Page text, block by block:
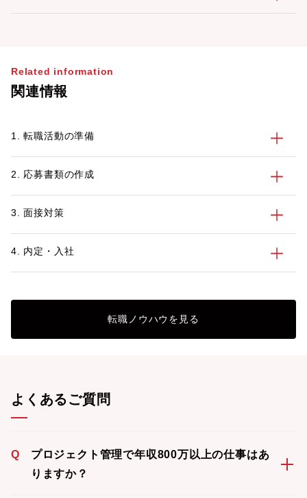
Related information
関連情報
1. 転職活動の準備
2. 応募書類の作成
3. 面接対策
4. 内定・入社
転職ノウハウを見る
よくあるご質問
Q
プロジェクト管理で年収800万以上の仕事はあ
りますか？